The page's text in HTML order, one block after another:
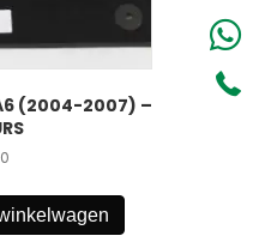
(2004-2007) –